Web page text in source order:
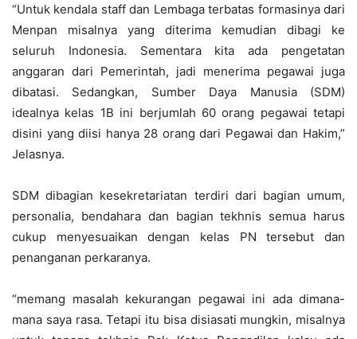
“Untuk kendala staff dan Lembaga terbatas formasinya dari
Menpan misalnya yang diterima kemudian dibagi ke
seluruh Indonesia. Sementara kita ada pengetatan
anggaran dari Pemerintah, jadi menerima pegawai juga
dibatasi. Sedangkan, Sumber Daya Manusia (SDM)
idealnya kelas 1B ini berjumlah 60 orang pegawai tetapi
disini yang diisi hanya 28 orang dari Pegawai dan Hakim,”
Jelasnya.
SDM dibagian kesekretariatan terdiri dari bagian umum,
personalia, bendahara dan bagian tekhnis semua harus
cukup menyesuaikan dengan kelas PN tersebut dan
penanganan perkaranya.
“memang masalah kekurangan pegawai ini ada dimana-
mana saya rasa. Tetapi itu bisa disiasati mungkin, misalnya